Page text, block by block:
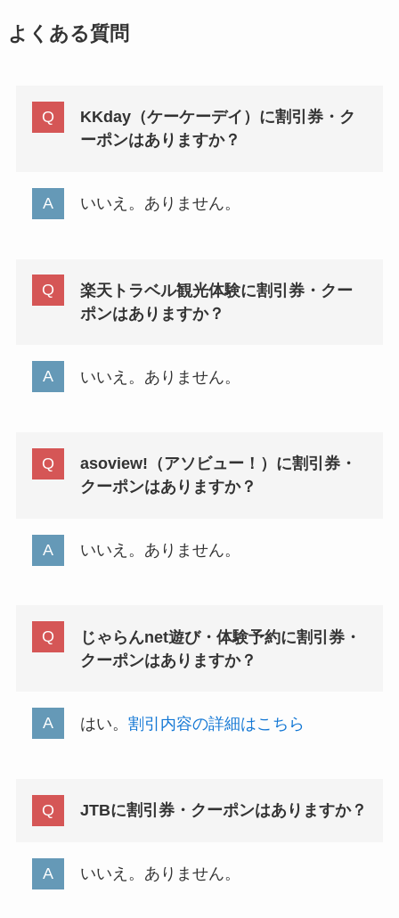
よくある質問
KKday（ケーケーデイ）に割引券・ク
ーポンはありますか？
いいえ。ありません。
楽天トラベル観光体験に割引券・クー
ポンはありますか？
いいえ。ありません。
asoview!（アソビュー！）に割引券・
クーポンはありますか？
いいえ。ありません。
じゃらんnet遊び・体験予約に割引券・
クーポンはありますか？
はい。 割引内容の詳細はこちら
JTBに割引券・クーポンはありますか？
いいえ。ありません。